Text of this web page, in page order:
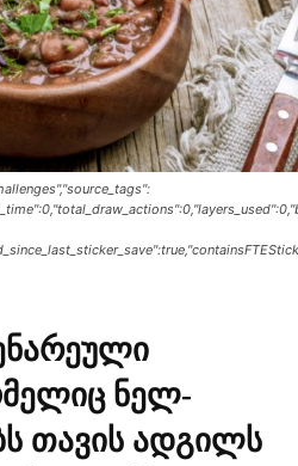
ნელ-
თავის ადგილს